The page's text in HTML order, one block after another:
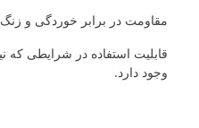
مقاومت در برابر خوردگی و
قابلیت استفاده در شرایطی که
وجود دارد.